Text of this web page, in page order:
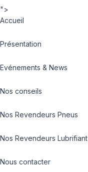
">
Accueil
Présentation
Evénements & News
Nos conseils
Nos Revendeurs Pneus
Nos Revendeurs Lubrifiant
Nous contacter